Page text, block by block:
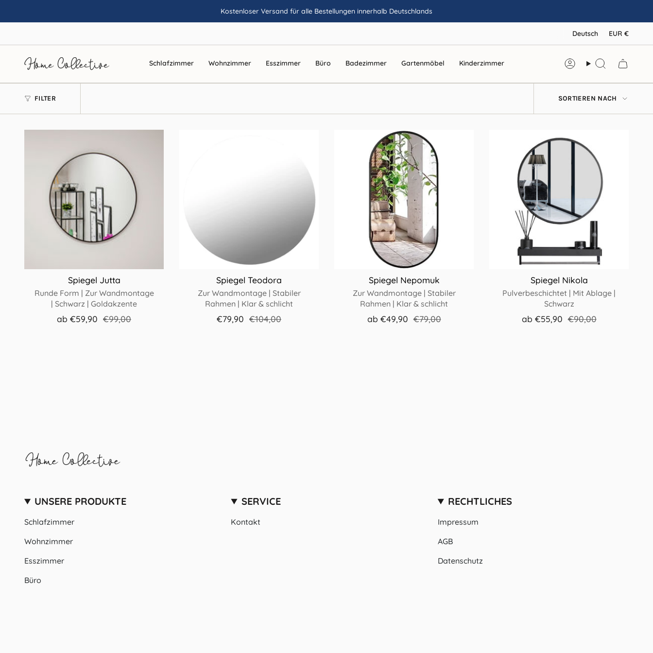
springen
Kostenloser Versand für alle Bestellungen innerhalb Deutschlands
Deutsch EUR €
Schlafzimmer Wohnzimmer Esszimmer Büro Badezimmer Gartenmöbel Kinderzimmer Konto Suche
FILTER SORTIEREN NACH
Spiegel Jutta
Runde Form | Zur Wandmontage
| Schwarz | Goldakzente
ab €59,90 €99,00
Spiegel Teodora
Zur Wandmontage | Stabiler
Rahmen | Klar & schlicht
€79,90 €104,00
Spiegel Nepomuk
Zur Wandmontage | Stabiler
Rahmen | Klar & schlicht
ab €49,90 €79,00
Spiegel Nikola
Pulverbeschichtet | Mit Ablage |
Schwarz
ab €55,90 €90,00
UNSERE PRODUKTE
Schlafzimmer
Wohnzimmer
Esszimmer
Büro
SERVICE
Kontakt
RECHTLICHES
Impressum
AGB
Datenschutz